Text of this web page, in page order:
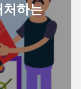
처하는